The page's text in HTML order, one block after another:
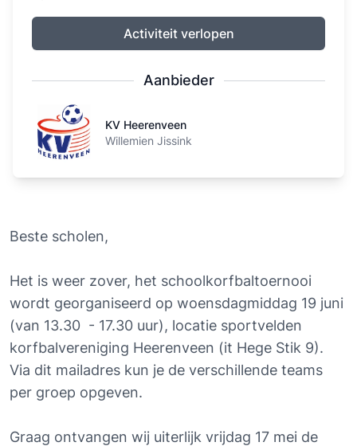
Beste scholen,
Het is weer zover, het schoolkorfbaltoernooi
wordt georganiseerd op woensdagmiddag 19 juni
(van 13.30  - 17.30 uur), locatie sportvelden
korfbalvereniging Heerenveen (it Hege Stik 9).
Via dit mailadres kun je de verschillende teams
per groep opgeven.
Graag ontvangen wij uiterlijk vrijdag 17 mei de
Activiteit verlopen
Aanbieder
KV Heerenveen
KV Heerenveen
Willemien Jissink